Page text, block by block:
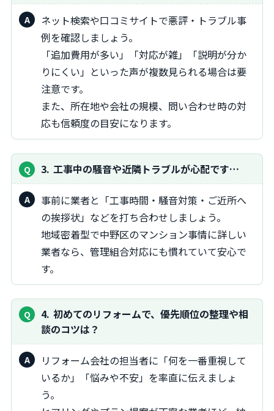
ネット検索や口コミサイトで悪評・トラブル事
例を確認しましょう。
「追加費用が多い」「対応が雑」「説明が分か
りにくい」といった声が複数見られる場合は要
注意です。
また、所在地や会社の規模、問い合わせ時の対
応も信頼度の目安になります。
3 工事中の騒音や近隣トラブルが心配です…
事前に業者と「工事時間・騒音対策・ご近所へ
の挨拶状」などを打ち合わせしましょう。
地域密着型で中野区のマンション事情に詳しい
業者なら、管理組合対応にも慣れていて安心で
す。
4 初めてのリフォームで、優先順位の整理や相
談のコツは？
リフォーム会社の担当者に「何を一番重視して
いるか」「悩みや不安」を率直に伝えましょ
う。